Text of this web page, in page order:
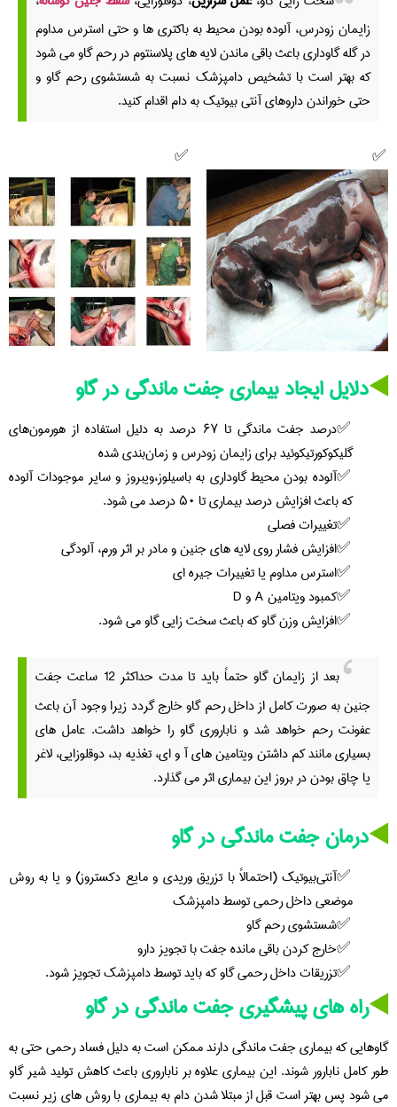
زایمان زودرس، آلوده بودن محیط به باکتری ها و حتی استرس مداوم
در گله گاوداری باعث باقی ماندن لایه های پلاسنتوم در رحم گاو می شود
که بهتر است با تشخیص دامپزشک نسبت به شستشوی رحم گاو و
حتی خوراندن داروهای آنتی بیوتیک به دام اقدام کنید.
◀️دلایل ایجاد بیماری جفت ماندگی در گاو
درصد جفت ماندگی تا ۶۷ درصد به دلیل استفاده از هورمون‌های
گلیکوکورتیکوئید برای زایمان زودرس و زمان‌بندی شده
آلوده بودن محیط گاوداری به باسیلوز،ویبروز و سایر موجودات آلوده
که باعث افزایش درصد بیماری تا ۵۰ درصد می شود.
تغییرات فصلی
افزایش فشار روی لایه های جنین و مادر بر اثر ورم، آلودگی
استرس مداوم یا تغییرات جیره ای
کمبود ویتامین A و D
افزایش وزن گاو که باعث سخت زایی گاو می شود.
بعد از زایمان گاو حتماً باید تا مدت حداکثر 12 ساعت جفت
جنین به صورت کامل از داخل رحم گاو خارج گردد زیرا وجود آن باعث
عفونت رحم خواهد شد و ناباروری گاو را خواهد داشت. عامل های
بسیاری مانند کم داشتن ویتامین های آ و ای، تغذیه بد، دوقلوزایی، لاغر
یا چاق بودن در بروز این بیماری اثر می گذارد.
◀️درمان جفت ماندگی در گاو
آنتی‌بیوتیک (احتمالاً با تزریق وریدی و مایع دکستروز) و یا به روش
موضعی داخل رحمی توسط دامپزشک
شستشوی رحم گاو
خارج کردن باقی مانده جفت با تجویز دارو
تزریقات داخل رحمی گاو که باید توسط دامپزشک تجویز شود.
◀️راه های پیشگیری جفت ماندگی در گاو
گاوهایی که بیماری جفت ماندگی دارند ممکن است به دلیل فساد رحمی حتی به
طور کامل نابارور شوند. این بیماری علاوه بر ناباروری باعث کاهش تولید شیر گاو
می شود پس بهتر است قبل از مبتلا شدن دام به بیماری با روش های زیر نسبت